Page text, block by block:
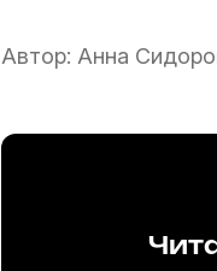
Автор: Анна